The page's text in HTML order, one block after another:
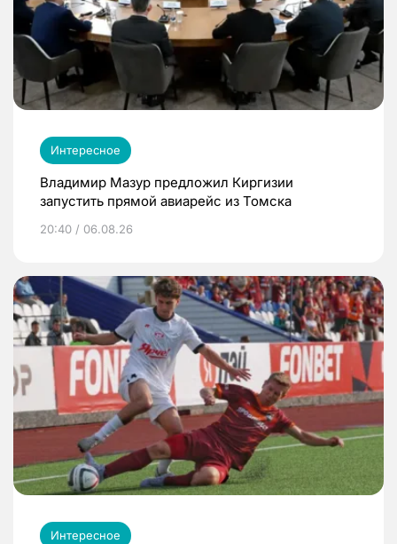
Интересное
Владимир Мазур предложил Киргизии
запустить прямой авиарейс из Томска
20:40 / 06.08.26
Интересное